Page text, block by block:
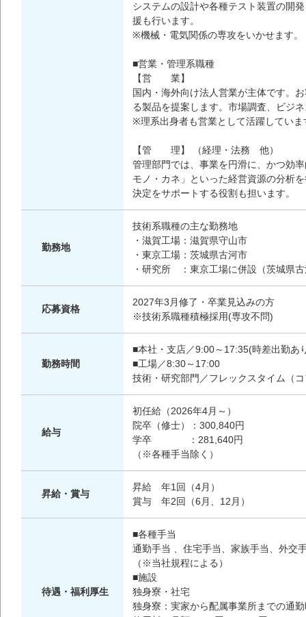
システムの設計や各種テスト装置の開
援も行います。
※機械・電気関係の専攻をいかせます。
■営業・管理系職種
【営 業】
国内・海外向け法人営業が主体です。
る製品を提案します。市場調査、ビジ
※理系出身者も営業として活躍していま
【管 理】 （経理・法務 他）
管理部門では、事業を円滑に、かつ効
モノ・カネ」といった経営資源の分析
決定をサポートする役割も担います。
勤務地
技術系職種の主な勤務地
・滋賀工場：滋賀県守山市
・東京工場：茨城県古河市
・研究所 ：東京工場に併設（茨城県
応募資格
2027年3月修了・卒業見込みの方
※技術系職種積極採用(専攻不問)
勤務時間
■本社・支店／9:00～17:35(時差出勤あ
■工場／8:30～17:00
技術・研究部門／フレックスタイム（
給与
初任給（2026年4月～）
院卒（修士）：300,840円
学卒 ：281,640円
（※各種手当除く）
昇給・賞与
昇給 年1回（4月）
賞与 年2回（6月、12月）
待遇・福利厚生
■各種手当
通勤手当 、住宅手当、家族手当、外交
（※当社規程による）
■施設
独身寮・社宅
独身寮：実家から配属事業所までの通